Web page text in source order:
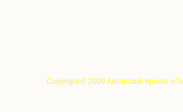
Copyright © 2009 Авторский проект